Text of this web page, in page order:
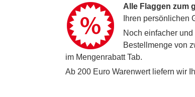
Alle Flaggen zum
Ihren persönlichen
Noch einfacher
Bestellmenge von
im Mengenrabatt Tab.
Ab 200 Euro Warenwert liefern wir